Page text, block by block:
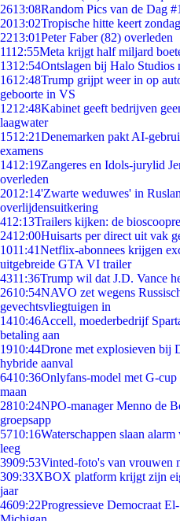
2613:08Random Pics van de Dag
2013:02Tropische hitte keert
2213:01Peter Faber (82) overleden
1112:55Meta krijgt half miljard
1312:54Ontslagen bij Halo Studios
1612:48Trump grijpt weer in op
geboorte in VS
1212:48Kabinet geeft bedrijven
laagwater
1512:21Denemarken pakt AI-
examens
1412:19Zangeres en Idols-jurylid
overleden
2012:14'Zwarte weduwes' in
overlijdensuitkering
412:13Trailers kijken: de
2412:00Huisarts per direct uit vak
1011:41Netflix-abonnees krijgen
uitgebreide GTA VI trailer
4311:36Trump wil dat J.D. Vance
2610:54NAVO zet wegens
gevechtsvliegtuigen in
1410:46Accell, moederbedrijf
betaling aan
1910:44Drone met explosieven bij
hybride aanval
6410:36Onlyfans-model met G-
maan
2810:24NPO-manager Menno de
groepsapp
5710:16Waterschappen slaan
leeg
3909:53Vinted-foto's van vrouwen
309:33XBOX platform krijgt zijn
jaar
4609:22Progressieve Democraat